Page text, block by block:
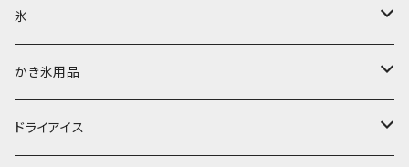
氷
富士天然水の氷
丸氷
かき氷用品
かき氷シロップ
ドライアイス